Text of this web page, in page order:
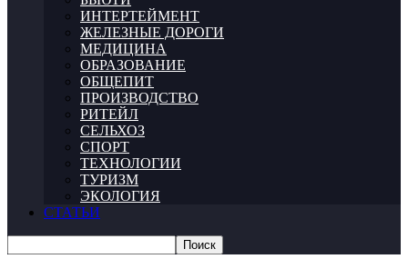
ИНТЕРТЕЙМЕНТ
ЖЕЛЕЗНЫЕ ДОРОГИ
МЕДИЦИНА
ОБРАЗОВАНИЕ
ОБЩЕПИТ
ПРОИЗВОДСТВО
РИТЕЙЛ
СЕЛЬХОЗ
СПОРТ
ТЕХНОЛОГИИ
ТУРИЗМ
ЭКОЛОГИЯ
СТАТЬИ